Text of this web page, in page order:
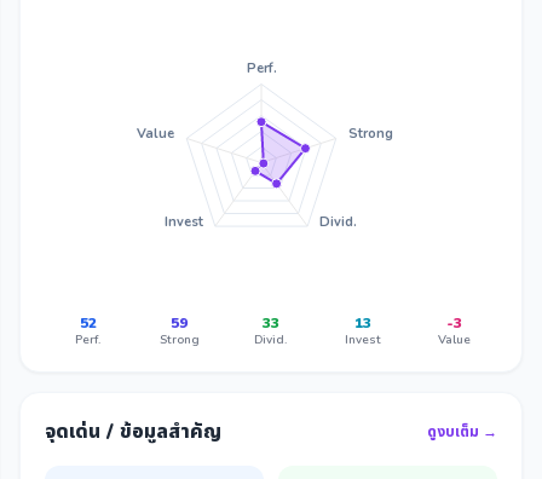
Perf.
Strong
Divid.
Invest
Value
52
Perf.
59
Strong
33
Divid.
13
Invest
-3
Value
จุดเด่น / ข้อมูลสำคัญ ดูงบเต็ม →